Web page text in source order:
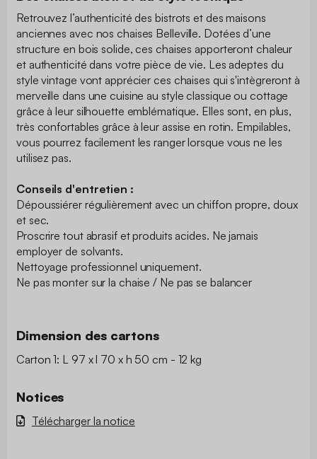
Retrouvez l’authenticité des bistrots et des maisons
anciennes avec nos chaises Belleville. Dotées d’une
structure en bois solide, ces chaises apporteront chaleur
et authenticité dans votre pièce de vie. Les adeptes du
style vintage vont apprécier ces chaises qui s'intègreront à
merveille dans une cuisine au style classique ou cottage
grâce à leur silhouette emblématique. Elles sont, en plus,
très confortables grâce à leur assise en rotin. Empilables,
vous pourrez facilement les ranger lorsque vous ne les
utilisez pas.
Conseils d'entretien :
Dépoussiérer régulièrement avec un chiffon propre, doux
et sec.
Proscrire tout abrasif et produits acides. Ne jamais
employer de solvants.
Nettoyage professionnel uniquement.
Ne pas monter sur la chaise / Ne pas se balancer
Dimension des cartons
Carton 1: L 97 x l 70 x h 50 cm - 12 kg
Notices
Télécharger la notice